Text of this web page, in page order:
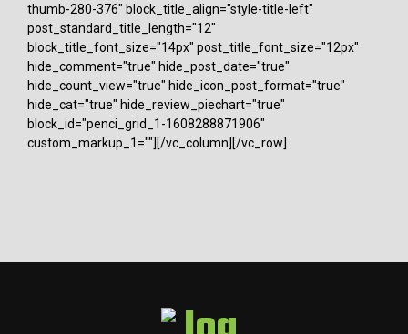
thumb-280-376" block_title_align="style-title-left"
post_standard_title_length="12"
block_title_font_size="14px" post_title_font_size="12px"
hide_comment="true" hide_post_date="true"
hide_count_view="true" hide_icon_post_format="true"
hide_cat="true" hide_review_piechart="true"
block_id="penci_grid_1-1608288871906"
custom_markup_1=""][/vc_column][/vc_row]